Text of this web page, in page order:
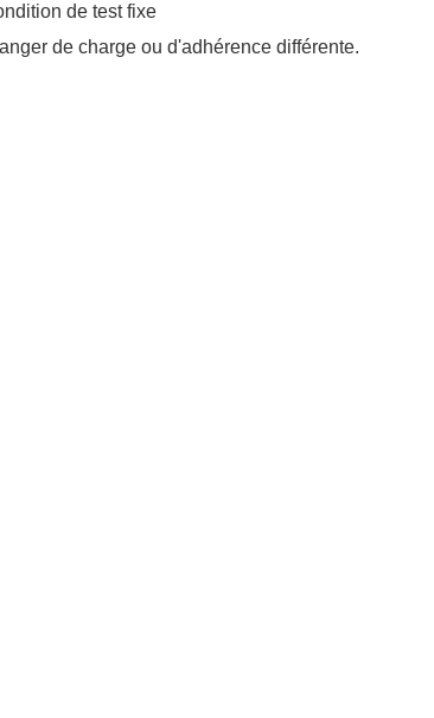
de test fixe
de charge ou d'adhérence différente.